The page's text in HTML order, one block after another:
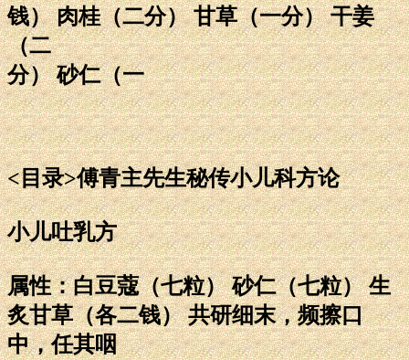
钱） 肉桂（二分） 甘草（一分） 干姜
（二
分） 砂仁（一
<目录>傅青主先生秘传小儿科方论
小儿吐乳方
属性：白豆蔻（七粒） 砂仁（七粒） 生
炙甘草（各二钱） 共研细末，频擦口
中，任其咽